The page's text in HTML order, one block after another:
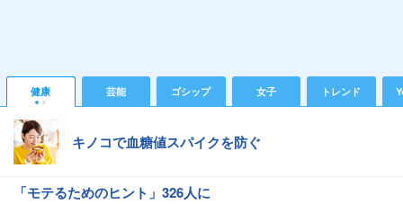
健康 芸能 ゴシップ 女子 トレンド
キノコで血糖値スパイクを防ぐ
「モテるためのヒント」326人に